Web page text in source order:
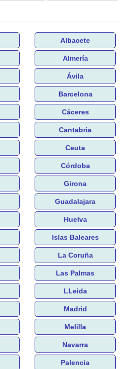
Albacete
Almería
Ávila
Barcelona
Cáceres
Cantabria
Ceuta
Córdoba
Girona
Guadalajara
Huelva
Islas Baleares
La Coruña
Las Palmas
LLeida
Madrid
Melilla
Navarra
Palencia